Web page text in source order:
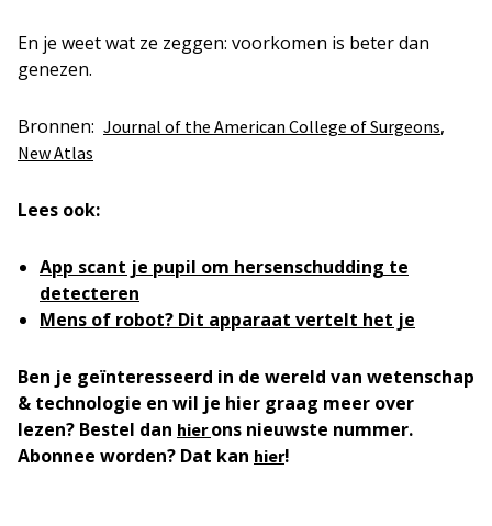
En je weet wat ze zeggen: voorkomen is beter dan
genezen.
Bronnen: Journal of the American College of Surgeons,
New Atlas
Lees ook:
App scant je pupil om hersenschudding te
detecteren
Mens of robot? Dit apparaat vertelt het je
Ben je geïnteresseerd in de wereld van wetenschap
& technologie en wil je hier graag meer over
lezen? Bestel dan hierons nieuwste nummer.
Abonnee worden? Dat kan hier!